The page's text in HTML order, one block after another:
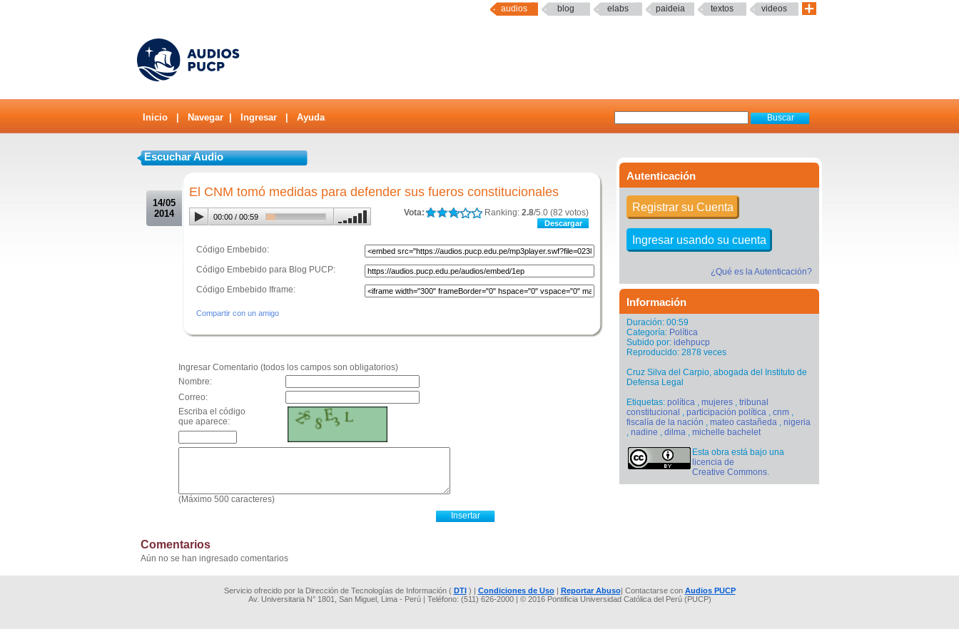
audios blog elabs paideia textos videos
Inicio Navegar Ingresar Ayuda
Autenticación
Registrar su Cuenta
Ingresar usando su cuenta
¿Qué es la Autenticación?
Información
Duración: 00:59
Categoría: Política
Subido por: idehpucp
Reproducido: 2878 veces
Cruz Silva del Carpio, abogada del Instituto de
Defensa Legal
Etiquetas: política , mujeres , tribunal
constitucional , participación política , cnm ,
fiscalía de la nación , mateo castañeda , nigeria
, nadine , dilma , michelle bachelet
Esta obra está bajo una
licencia de
Creative Commons.
Escuchar Audio
14/05
2014
El CNM tomó medidas para defender sus fueros constitucionales
Vota: Ranking: 2.8/5.0 (82 votos)
Descargar
00:00 / 00:59
Código Embebido:
Código Embebido para Blog PUCP:
Código Embebido Iframe:
Compartir con un amigo
Ingresar Comentario (todos los campos son obligatorios)
Nombre:
Correo:
Escriba el código
que aparece:
(Máximo 500 caracteres)
Comentarios
Aún no se han ingresado comentarios
Servicio ofrecido por la Dirección de Tecnologías de Información ( DTI) | Condiciones de Uso| Reportar Abuso| Contactarse con Audios PUCP
Av. Universitaria N° 1801, San Miguel, Lima - Perú | Teléfono: (511) 626-2000 | © 2016 Pontificia Universidad Católica del Perú (PUCP)